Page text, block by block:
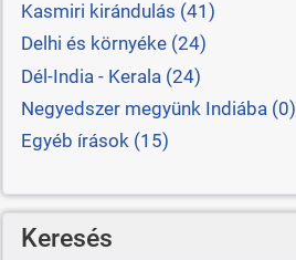
Kasmiri kirándulás (41)
Delhi és környéke (24)
Dél-India - Kerala (24)
Negyedszer megyünk Indiába (0)
Egyéb írások (15)
Keresés